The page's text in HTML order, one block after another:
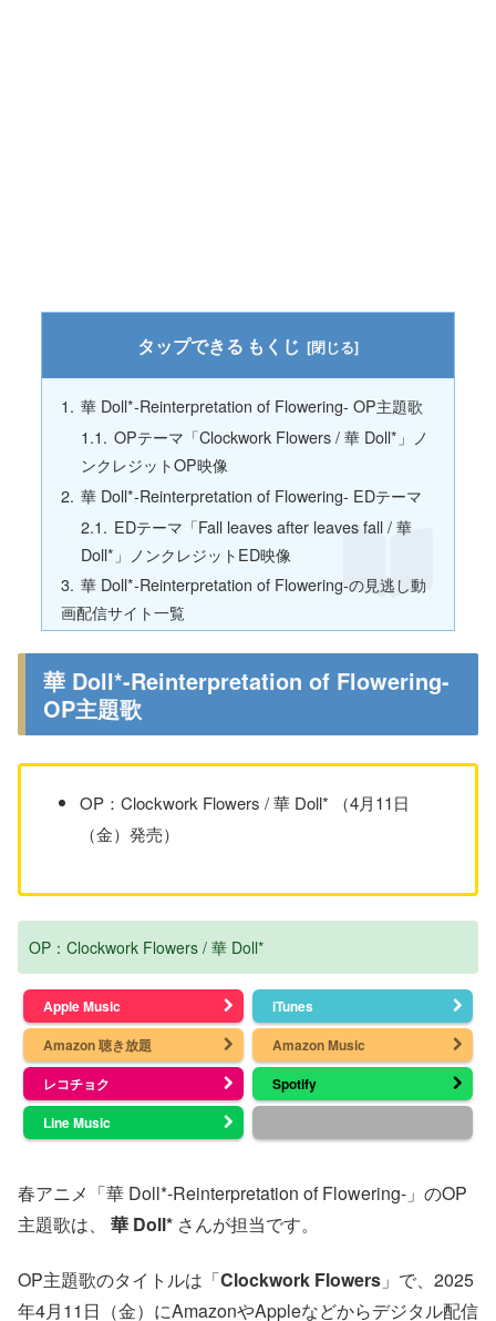
もくじ
華 Doll*-Reinterpretation of Flowering- OP主題歌
OPテーマ「Clockwork Flowers / 華 Doll*」ノ
ンクレジットOP映像
華 Doll*-Reinterpretation of Flowering- EDテーマ
EDテーマ「Fall leaves after leaves fall / 華
Doll*」ノンクレジットED映像
華 Doll*-Reinterpretation of Flowering-の見逃し動
画配信サイト一覧
華 Doll*-Reinterpretation of Flowering-
OP主題歌
OP：Clockwork Flowers / 華 Doll* （4月11日
（金）発売）
OP：Clockwork Flowers / 華 Doll*
Apple Music
iTunes
Amazon 聴き放題
Amazon Music
レコチョク
Spotify
Line Music
春アニメ「華 Doll*-Reinterpretation of Flowering-」のOP
主題歌は、 華 Doll* さんが担当です。
OP主題歌のタイトルは「Clockwork Flowers 」で、2025
年4月11日（金）にAmazonやAppleなどからデジタル配信